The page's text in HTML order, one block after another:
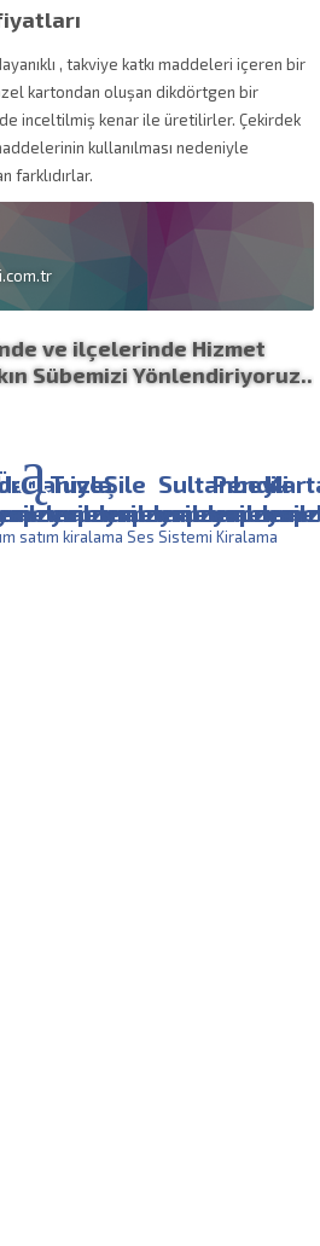
, takviye katkı maddeleri içeren bir
kartondan oluşan dikdörtgen bir
inceltilmiş kenar ile üretilirler. Çekirdek
kullanılması nedeniyle
farklıdırlar.
ve ilçelerinde Hizmet
Sübemizi Yönlendiriyoruz..
malzemeleri
Tuzla
yapı malzemeleri
Şile
yapı malzemeleri
Sultanbeyli
yapı
Pendik
yapı
satım kiralama Ses Sistemi Kiralama